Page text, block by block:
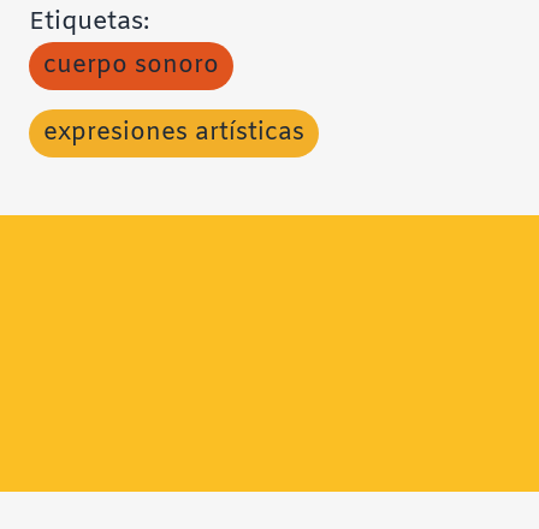
Etiquetas:
cuerpo sonoro
expresiones artísticas